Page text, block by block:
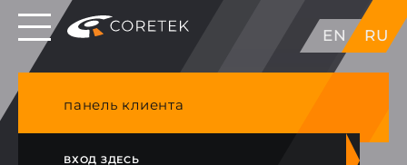
EN RU
Выделенные серверы в ЕС, Японии, ГК, США
NVME VPS & cPanel премиум хостинг в
панель клиента
ВХОД ЗДЕСЬ